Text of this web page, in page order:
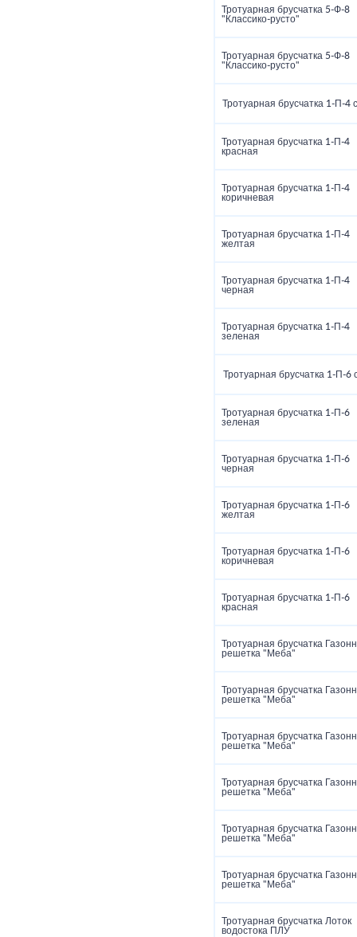
Тротуарная брусчатка 5‑Ф‑8
"Классико‑русто"
Тротуарная брусчатка 5‑Ф‑8
"Классико‑русто"
Тротуарная брусчатка 1‑П‑4
Тротуарная брусчатка 1‑П‑4
красная
Тротуарная брусчатка 1‑П‑4
коричневая
Тротуарная брусчатка 1‑П‑4
желтая
Тротуарная брусчатка 1‑П‑4
черная
Тротуарная брусчатка 1‑П‑4
зеленая
Тротуарная брусчатка 1‑П‑6
Тротуарная брусчатка 1‑П‑6
зеленая
Тротуарная брусчатка 1‑П‑6
черная
Тротуарная брусчатка 1‑П‑6
желтая
Тротуарная брусчатка 1‑П‑6
коричневая
Тротуарная брусчатка 1‑П‑6
красная
Тротуарная брусчатка
решетка "Меба"
Тротуарная брусчатка
решетка "Меба"
Тротуарная брусчатка
решетка "Меба"
Тротуарная брусчатка
решетка "Меба"
Тротуарная брусчатка
решетка "Меба"
Тротуарная брусчатка
решетка "Меба"
Тротуарная брусчатка Лоток
водостока ПЛУ